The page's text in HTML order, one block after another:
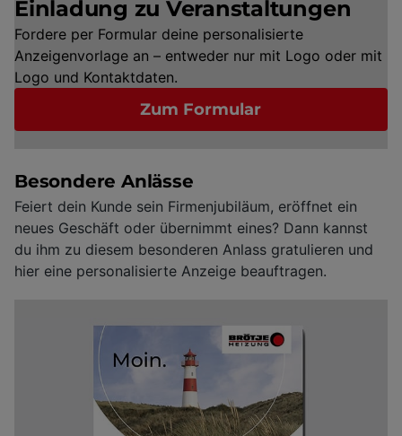
Einladung zu Veranstaltungen
Fordere per Formular deine personalisierte
Anzeigenvorlage an – entweder nur mit Logo oder mit
Logo und Kontaktdaten.
Zum Formular
Besondere Anlässe
Feiert dein Kunde sein Firmenjubiläum, eröffnet ein
neues Geschäft oder übernimmt eines? Dann kannst
du ihm zu diesem besonderen Anlass gratulieren und
hier eine personalisierte Anzeige beauftragen.